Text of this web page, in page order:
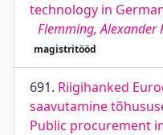
technology in
Flemming, Alexander
magistritööd
691. Riigihanked
saavutamine
Public procurement